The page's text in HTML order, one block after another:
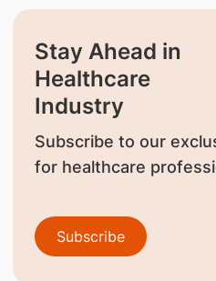
Stay Ahead in
Healthcare
Industry
Subscribe to our
for healthcare
Subscribe